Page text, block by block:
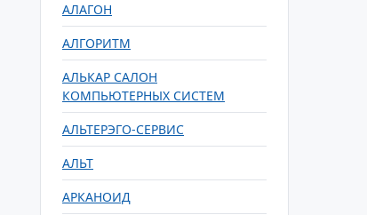
АЛАГОН
АЛГОРИТМ
АЛЬКАР САЛОН
КОМПЬЮТЕРНЫХ СИСТЕМ
АЛЬТЕРЭГО-СЕРВИС
АЛЬТ
АРКАНОИД